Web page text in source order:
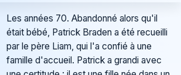
Les années 70. Abandonné alors qu'il
était bébé, Patrick Braden a été recueilli
par le père Liam, qui l'a confié à une
famille d'accueil. Patrick a grandi avec